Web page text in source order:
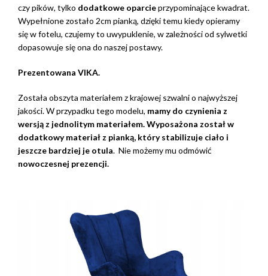
czy pików, tylko dodatkowe oparcieprzypominające kwadrat.
Wypełnione zostało 2cm pianką, dzięki temu kiedy opieramy
się w fotelu, czujemy to uwypuklenie, w zależności od sylwetki
dopasowuje się ona do naszej postawy.
Prezentowana VIKA.
Została obszyta materiałem z krajowej szwalni o najwyższej
jakości. W przypadku tego modelu, mamy do czynienia z
wersją z jednolitym materiałem. Wyposażona został w
dodatkowy materiał z pianką, który stabilizuje ciało i
jeszcze bardziej je otula. Nie możemy mu odmówić
nowoczesnej prezencji.